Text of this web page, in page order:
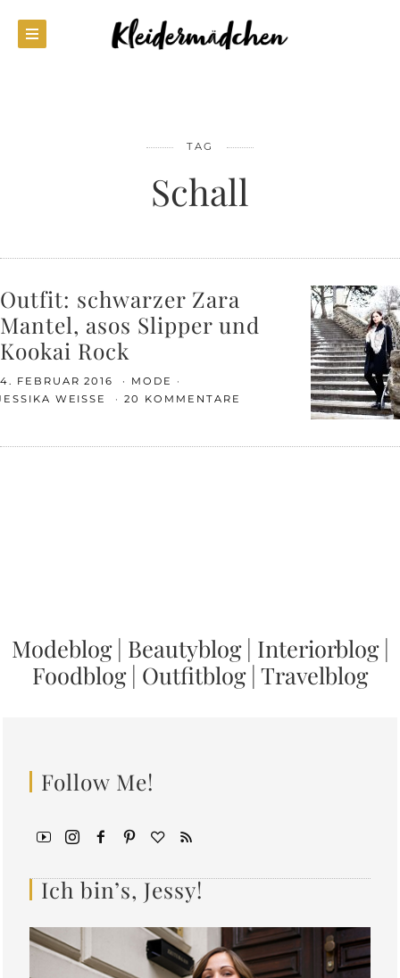
TAG
Schall
Outfit: schwarzer Zara
Mantel, asos Slipper und
Kookai Rock
4. FEBRUAR 2016
MODE
WEISSE
20 KOMMENTARE
Modeblog| Beautyblog| Interiorblog|
Foodblog| Outfitblog| Travelblog
Follow Me!
Ich bin’s, Jessy!